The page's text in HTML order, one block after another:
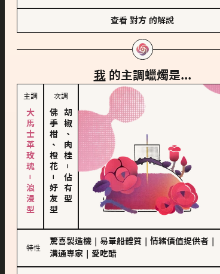
查看 對方 的解說
我 的主調蠟燭是...
主調
大馬士革玫瑰－浪漫型
次調
佛手柑、橙花
－
好友型
胡椒、肉桂
－
佔有型
特性
驚喜製造機 易暈船體質 情緒價值提供者
溝通專家
愛吃醋